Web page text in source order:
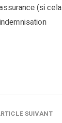
(si cela
SUIVANT